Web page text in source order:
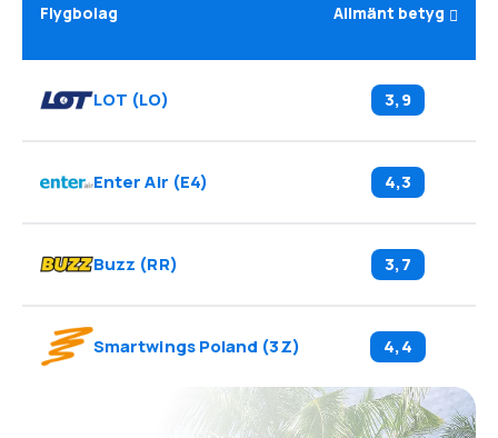
Flygbolag Allmänt betyg
LOT (LO) 3,9
Enter Air (E4) 4,3
Buzz (RR) 3,7
Smartwings Poland (3Z) 4,4